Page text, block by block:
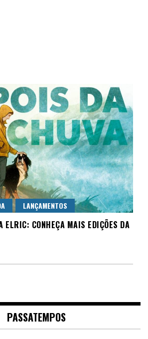
LANÇAMENTOS
ELRIC: CONHEÇA MAIS EDIÇÕES DA
PASSATEMPOS